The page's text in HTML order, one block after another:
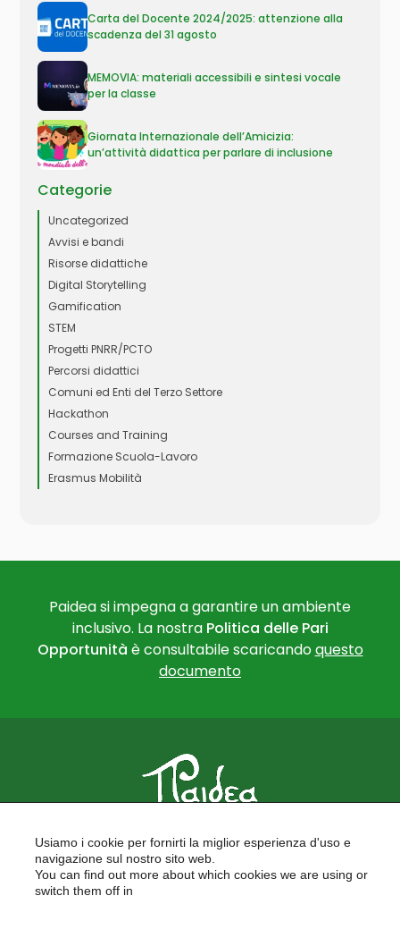
Carta del Docente 2024/2025: attenzione alla
scadenza del 31 agosto
MEMOVIA: materiali accessibili e sintesi vocale
per la classe
Giornata Internazionale dell’Amicizia:
un’attività didattica per parlare di inclusione
Categorie
Uncategorized
Avvisi e bandi
Risorse didattiche
Digital Storytelling
Gamification
STEM
Progetti PNRR/PCTO
Percorsi didattici
Comuni ed Enti del Terzo Settore
Hackathon
Courses and Training
Formazione Scuola-Lavoro
Erasmus Mobilità
Paidea si impegna a garantire un ambiente
inclusivo. La nostra Politica delle Pari
Opportunità è consultabile scaricandoquesto
documento
FORMAZIONE PER LE SCUOLE
FORMAZIONE PROFESSIONALE
PROGETTI EUROPEI
Usiamo i cookie per fornirti la miglior esperienza d'uso e
navigazione sul nostro sito web.
You can find out more about which cookies we are using or
switch them off in